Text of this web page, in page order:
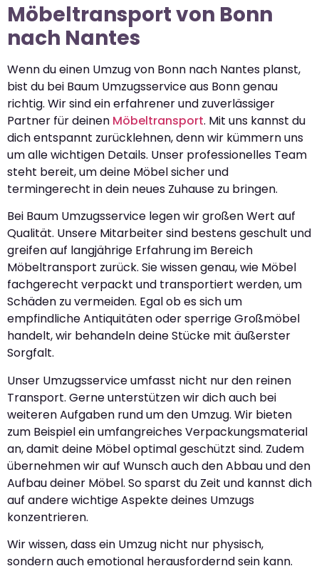
Möbeltransport von Bonn
nach Nantes
Wenn du einen Umzug von Bonn nach Nantes planst,
bist du bei Baum Umzugsservice aus Bonn genau
richtig. Wir sind ein erfahrener und zuverlässiger
Partner für deinen Möbeltransport. Mit uns kannst du
dich entspannt zurücklehnen, denn wir kümmern uns
um alle wichtigen Details. Unser professionelles Team
steht bereit, um deine Möbel sicher und
termingerecht in dein neues Zuhause zu bringen.
Bei Baum Umzugsservice legen wir großen Wert auf
Qualität. Unsere Mitarbeiter sind bestens geschult und
greifen auf langjährige Erfahrung im Bereich
Möbeltransport zurück. Sie wissen genau, wie Möbel
fachgerecht verpackt und transportiert werden, um
Schäden zu vermeiden. Egal ob es sich um
empfindliche Antiquitäten oder sperrige Großmöbel
handelt, wir behandeln deine Stücke mit äußerster
Sorgfalt.
Unser Umzugsservice umfasst nicht nur den reinen
Transport. Gerne unterstützen wir dich auch bei
weiteren Aufgaben rund um den Umzug. Wir bieten
zum Beispiel ein umfangreiches Verpackungsmaterial
an, damit deine Möbel optimal geschützt sind. Zudem
übernehmen wir auf Wunsch auch den Abbau und den
Aufbau deiner Möbel. So sparst du Zeit und kannst dich
auf andere wichtige Aspekte deines Umzugs
konzentrieren.
Wir wissen, dass ein Umzug nicht nur physisch,
sondern auch emotional herausfordernd sein kann.